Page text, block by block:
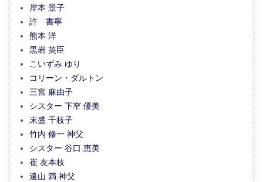
岸本 景子
許 書寧
熊本 洋
黒岩 英臣
こいずみ ゆり
コリーン・ダルトン
三宮 麻由子
シスター 下窄 優美
末盛 千枝子
竹内 修一 神父
シスター 谷口 恵美
崔 友本枝
遠山 満 神父